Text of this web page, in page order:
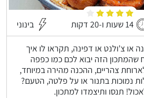
14 שעות ו-20 דקות בינוני
או צ'ולנט או דפינה, תקראו לו איך
הזה יבוא לכם כמו כפפה
צהריים, ההכנה מהירה במיוחד,
נמוכות בתנור או על פלטה, הטעם?
תנסו ותיצמדו למתכון.